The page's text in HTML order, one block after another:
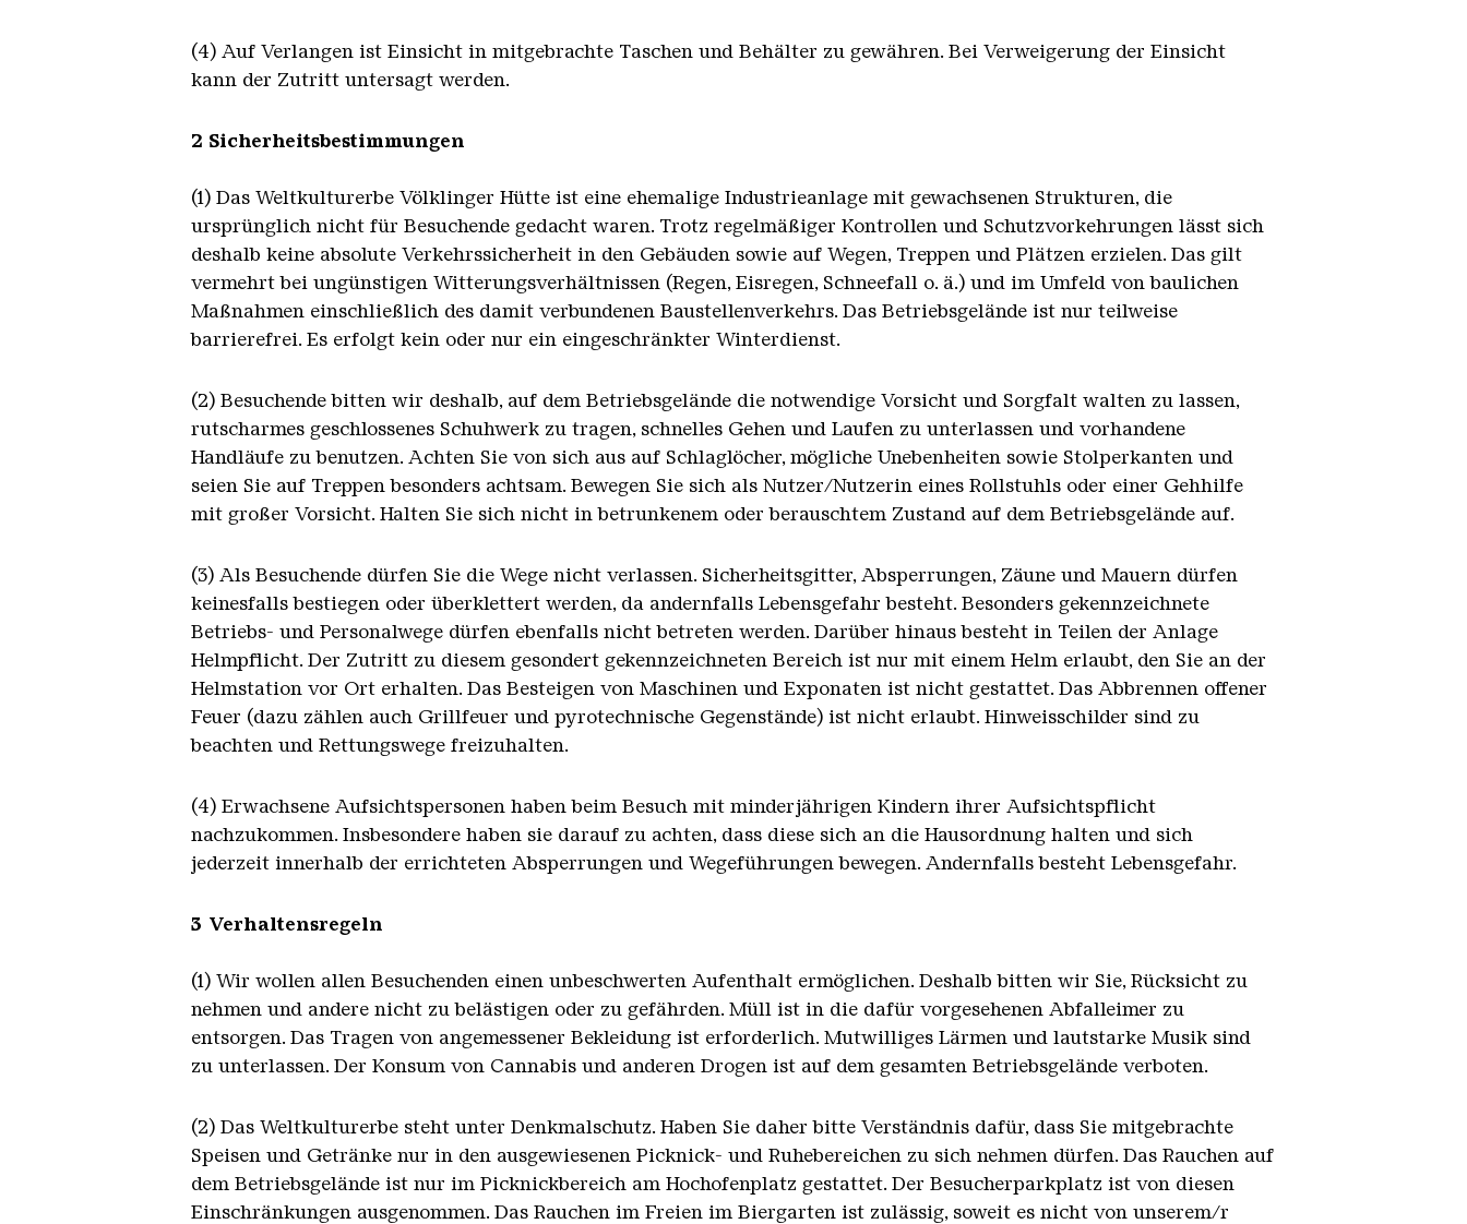
(4) Auf Verlangen ist Einsicht in mitgebrachte Taschen und Behälter zu gewähren. Bei Verweigerung der Einsicht
kann der Zutritt untersagt werden.
2 Sicherheitsbestimmungen
(1) Das Weltkulturerbe Völklinger Hütte ist eine ehemalige Industrieanlage mit gewachsenen Strukturen, die
ursprünglich nicht für Besuchende gedacht waren. Trotz regelmäßiger Kontrollen und Schutzvorkehrungen lässt sich
deshalb keine absolute Verkehrssicherheit in den Gebäuden sowie auf Wegen, Treppen und Plätzen erzielen. Das gilt
vermehrt bei ungünstigen Witterungsverhältnissen (Regen, Eisregen, Schneefall o. ä.) und im Umfeld von baulichen
Maßnahmen einschließlich des damit verbundenen Baustellenverkehrs. Das Betriebsgelände ist nur teilweise
barrierefrei. Es erfolgt kein oder nur ein eingeschränkter Winterdienst.
(2) Besuchende bitten wir deshalb, auf dem Betriebsgelände die notwendige Vorsicht und Sorgfalt walten zu lassen,
rutscharmes geschlossenes Schuhwerk zu tragen, schnelles Gehen und Laufen zu unterlassen und vorhandene
Handläufe zu benutzen. Achten Sie von sich aus auf Schlaglöcher, mögliche Unebenheiten sowie Stolperkanten und
seien Sie auf Treppen besonders achtsam. Bewegen Sie sich als Nutzer/Nutzerin eines Rollstuhls oder einer Gehhilfe
mit großer Vorsicht. Halten Sie sich nicht in betrunkenem oder berauschtem Zustand auf dem Betriebsgelände auf.
(3) Als Besuchende dürfen Sie die Wege nicht verlassen. Sicherheitsgitter, Absperrungen, Zäune und Mauern dürfen
keinesfalls bestiegen oder überklettert werden, da andernfalls Lebensgefahr besteht. Besonders gekennzeichnete
Betriebs- und Personalwege dürfen ebenfalls nicht betreten werden. Darüber hinaus besteht in Teilen der Anlage
Helmpflicht. Der Zutritt zu diesem gesondert gekennzeichneten Bereich ist nur mit einem Helm erlaubt, den Sie an der
Helmstation vor Ort erhalten. Das Besteigen von Maschinen und Exponaten ist nicht gestattet. Das Abbrennen offener
Feuer (dazu zählen auch Grillfeuer und pyrotechnische Gegenstände) ist nicht erlaubt. Hinweisschilder sind zu
beachten und Rettungswege freizuhalten.
(4) Erwachsene Aufsichtspersonen haben beim Besuch mit minderjährigen Kindern ihrer Aufsichtspflicht
nachzukommen. Insbesondere haben sie darauf zu achten, dass diese sich an die Hausordnung halten und sich
jederzeit innerhalb der errichteten Absperrungen und Wegeführungen bewegen. Andernfalls besteht Lebensgefahr.
3 Verhaltensregeln
(1) Wir wollen allen Besuchenden einen unbeschwerten Aufenthalt ermöglichen. Deshalb bitten wir Sie, Rücksicht zu
nehmen und andere nicht zu belästigen oder zu gefährden. Müll ist in die dafür vorgesehenen Abfalleimer zu
entsorgen. Das Tragen von angemessener Bekleidung ist erforderlich. Mutwilliges Lärmen und lautstarke Musik sind
zu unterlassen. Der Konsum von Cannabis und anderen Drogen ist auf dem gesamten Betriebsgelände verboten.
(2) Das Weltkulturerbe steht unter Denkmalschutz. Haben Sie daher bitte Verständnis dafür, dass Sie mitgebrachte
Speisen und Getränke nur in den ausgewiesenen Picknick- und Ruhebereichen zu sich nehmen dürfen. Das Rauchen auf
dem Betriebsgelände ist nur im Picknickbereich am Hochofenplatz gestattet. Der Besucherparkplatz ist von diesen
Einschränkungen ausgenommen. Das Rauchen im Freien im Biergarten ist zulässig, soweit es nicht von unserem/r